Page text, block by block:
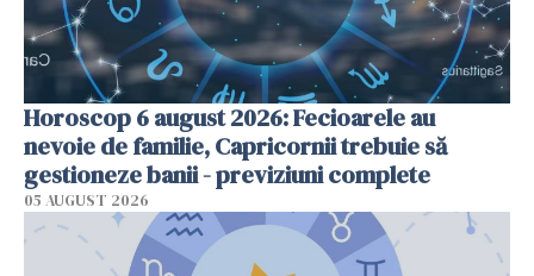
Horoscop 6 august 2026: Fecioarele au
nevoie de familie, Capricornii trebuie să
gestioneze banii - previziuni complete
05 AUGUST 2026